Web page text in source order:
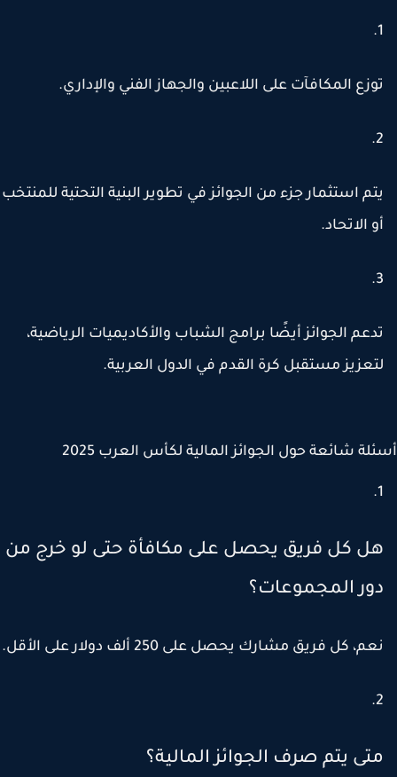
المكافآت علىاللاعبين والجهاز الفني والإداري.
استثمار جزء من الجوائز فيتطوير البنية التحتية للمنتخب
الاتحاد.
الجوائز أيضًابرامج الشباب والأكاديميات الرياضية،
مستقبل كرة القدم في الدول العربية.
شائعة حول الجوائز المالية لكأس العرب 2025
كل فريق يحصل على مكافأة حتى لو خرج من
المجموعات؟
كل فريق مشارك يحصل على250 ألف دولار على الأقل.
يتم صرف الجوائز المالية؟